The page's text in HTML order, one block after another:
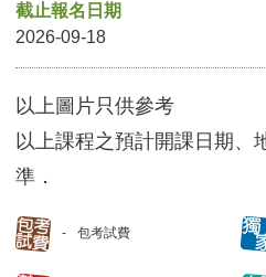
截止報名日期
2026-09-18
以上圖片只供參考
以上課程之預計開課日期、
準．
包考試費